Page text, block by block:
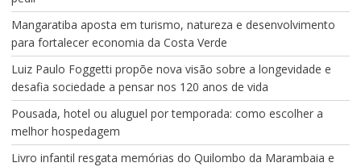
Mangaratiba aposta em turismo, natureza e desenvolvimento
para fortalecer economia da Costa Verde
Luiz Paulo Foggetti propõe nova visão sobre a longevidade e
desafia sociedade a pensar nos 120 anos de vida
Pousada, hotel ou aluguel por temporada: como escolher a
melhor hospedagem
Livro infantil resgata memórias do Quilombo da Marambaia e